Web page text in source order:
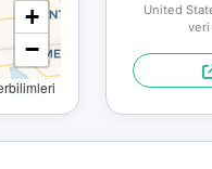
+
−
United
veri